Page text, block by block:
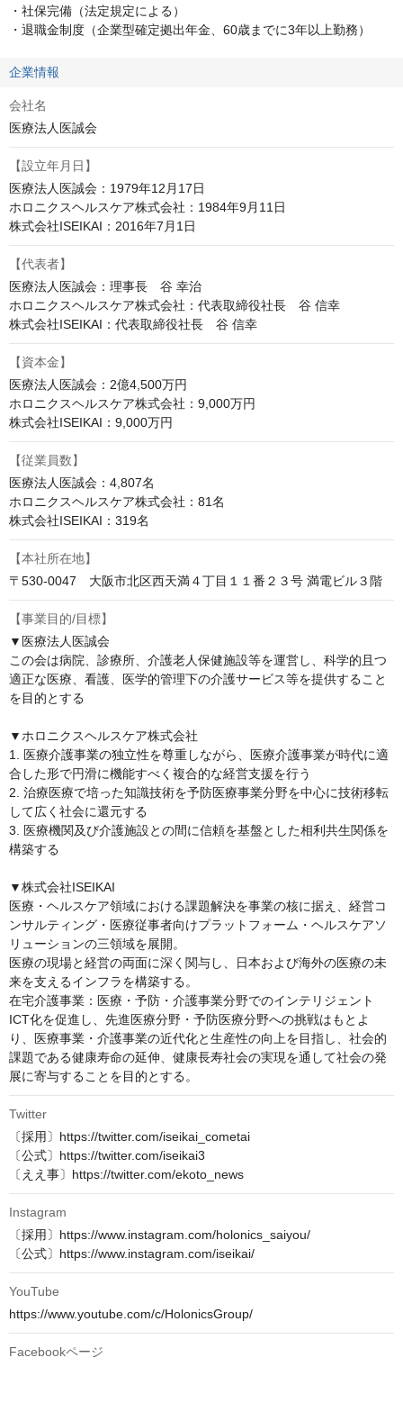
・社保完備（法定規定による）
・退職金制度（企業型確定拠出年金、60歳までに3年以上勤務）
企業情報
会社名
医療法人医誠会
【設立年月日】
医療法人医誠会：1979年12月17日
ホロニクスヘルスケア株式会社：1984年9月11日
株式会社ISEIKAI：2016年7月1日
【代表者】
医療法人医誠会：理事長　谷 幸治
ホロニクスヘルスケア株式会社：代表取締役社長　谷 信幸
株式会社ISEIKAI：代表取締役社長　谷 信幸
【資本金】
医療法人医誠会：2億4,500万円
ホロニクスヘルスケア株式会社：9,000万円
株式会社ISEIKAI：9,000万円
【従業員数】
医療法人医誠会：4,807名
ホロニクスヘルスケア株式会社：81名
株式会社ISEIKAI：319名
【本社所在地】
〒530-0047　大阪市北区西天満４丁目１１番２３号 満電ビル３階
【事業目的/目標】
▼医療法人医誠会
この会は病院、診療所、介護老人保健施設等を運営し、科学的且つ
適正な医療、看護、医学的管理下の介護サービス等を提供すること
を目的とする
▼ホロニクスヘルスケア株式会社
1. 医療介護事業の独立性を尊重しながら、医療介護事業が時代に適
合した形で円滑に機能すべく複合的な経営支援を行う
2. 治療医療で培った知識技術を予防医療事業分野を中心に技術移転
して広く社会に還元する
3. 医療機関及び介護施設との間に信頼を基盤とした相利共生関係を
構築する
▼株式会社ISEIKAI
医療・ヘルスケア領域における課題解決を事業の核に据え、経営コ
ンサルティング・医療従事者向けプラットフォーム・ヘルスケアソ
リューションの三領域を展開。
医療の現場と経営の両面に深く関与し、日本および海外の医療の未
来を支えるインフラを構築する。
在宅介護事業：医療・予防・介護事業分野でのインテリジェント
ICT化を促進し、先進医療分野・予防医療分野への挑戦はもとよ
り、医療事業・介護事業の近代化と生産性の向上を目指し、社会的
課題である健康寿命の延伸、健康長寿社会の実現を通して社会の発
展に寄与することを目的とする。
Twitter
〔採用〕https://twitter.com/iseikai_cometai
〔公式〕https://twitter.com/iseikai3
〔ええ事〕https://twitter.com/ekoto_news
Instagram
〔採用〕https://www.instagram.com/holonics_saiyou/
〔公式〕https://www.instagram.com/iseikai/
YouTube
https://www.youtube.com/c/HolonicsGroup/
Facebookページ